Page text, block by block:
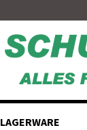
LAGERWARE